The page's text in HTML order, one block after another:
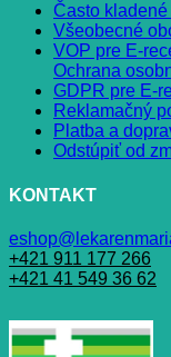
Často kladené
Všeobecné
VOP pre E-
Ochrana
GDPR pre E-
Reklamačný
Platba a
Odstúpiť od
KONTAKT
+421 911 177 266
+421 41 549 36 62